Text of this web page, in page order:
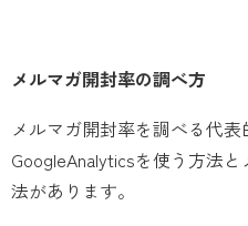
メルマガ開封率の調べ方
メルマガ開封率を調べる代表
GoogleAnalyticsを使う方法
法があります。